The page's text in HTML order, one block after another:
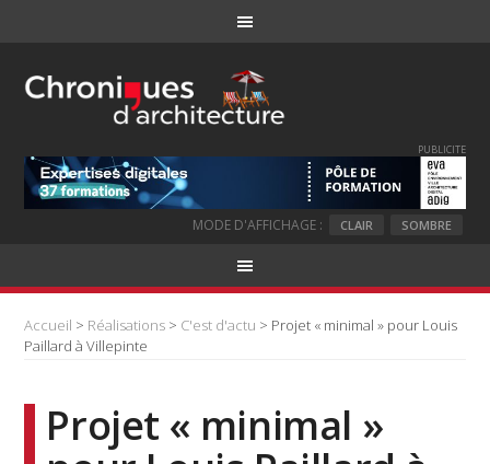
PUBLICITE
MODE D'AFFICHAGE : CLAIR SOMBRE
Accueil > Réalisations > C'est d'actu > Projet « minimal » pour Louis
Paillard à Villepinte
Projet « minimal »